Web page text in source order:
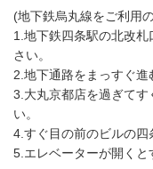
(地下鉄烏丸線をご利用
1.地下鉄四条駅の北改
さい。
2.地下通路をまっすぐ進
3.大丸京都店を過ぎてす
い。
4.すぐ目の前のビルの四
5.エレベーターが開くと